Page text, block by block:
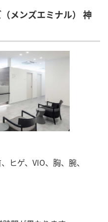
メンズエミナル） 神
ヒゲ、VIO、胸、腕、